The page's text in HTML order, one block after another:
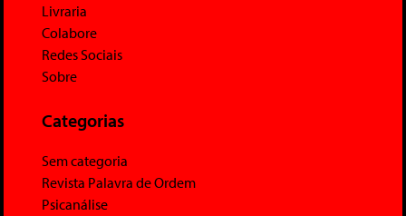
Livraria
Colabore
Redes Sociais
Sobre
Categorias
Sem categoria
Revista Palavra de Ordem
Psicanálise